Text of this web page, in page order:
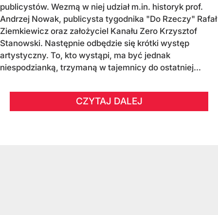
publicystów. Wezmą w niej udział m.in. historyk prof.
Andrzej Nowak, publicysta tygodnika "Do Rzeczy" Rafał
Ziemkiewicz oraz założyciel Kanału Zero Krzysztof
Stanowski. Następnie odbędzie się krótki występ
artystyczny. To, kto wystąpi, ma być jednak
niespodzianką, trzymaną w tajemnicy do ostatniej...
CZYTAJ DALEJ